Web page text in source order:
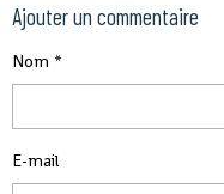
Ajouter un commentaire
Nom
E-mail